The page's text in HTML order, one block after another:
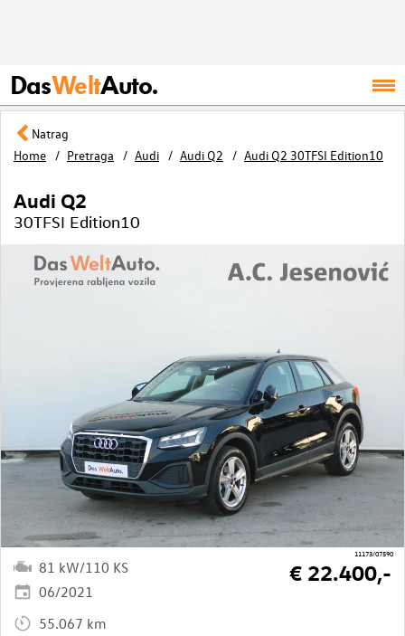
DasWeltAuto.
Natrag
Home
Pretraga Audi Audi Q2 Audi Q2 30TFSI Edition10
11173/07590
Audi Q2
30TFSI Edition10
81 kW/110 KS
06/2021
55.067 km
€ 22.400,-